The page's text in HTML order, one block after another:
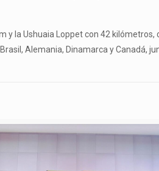
y la Ushuaia Loppet con 42 kilómetros,
Alemania, Dinamarca y Canadá,